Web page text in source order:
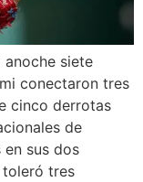
anoche siete
conectaron tres
cinco derrotas
de
en sus dos
tres